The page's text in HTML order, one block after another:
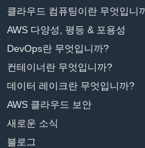
[환경 설정]은 기본값으로 두
합니다. 이 경우 30분 동안
[다음 단계]를 선택합니다.
닝하고 준비하는 데 몇 분 정
준비를 마치면 IDE의 시작
이제 이 자습서를 시작할 준비
DynamoDB 테이블에 항목을 삽
클라우드 컴퓨팅이란 무엇입니
AWS 다양성, 평등 & 포용성
DevOps란 무엇입니까?
컨테이너란 무엇입니까?
데이터 레이크란 무엇입니까?
AWS 클라우드 보안
새로운 소식
블로그